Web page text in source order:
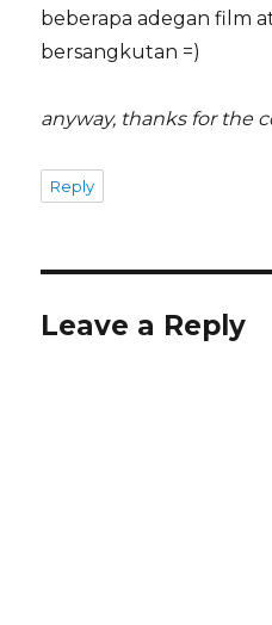
beberapa adegan film
bersangkutan =)
anyway, thanks for the
Reply
Leave a Reply